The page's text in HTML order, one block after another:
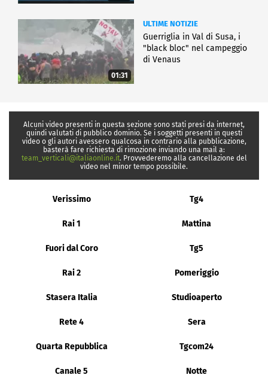
01:31
ULTIME NOTIZIE
Guerriglia in Val di Susa, i
"black bloc" nel campeggio
di Venaus
Alcuni video presenti in questa sezione sono stati presi da internet,
quindi valutati di pubblico dominio. Se i soggetti presenti in questi
video o gli autori avessero qualcosa in contrario alla pubblicazione,
basterà fare richiesta di rimozione inviando una mail a:
team_verticali@italiaonline.it. Provvederemo alla cancellazione del
video nel minor tempo possibile.
Verissimo Tg4
Rai 1 Mattina
Fuori dal Coro Tg5
Rai 2 Pomeriggio
Stasera Italia Studioaperto
Rete 4 Sera
Quarta Repubblica Tgcom24
Canale 5 Notte